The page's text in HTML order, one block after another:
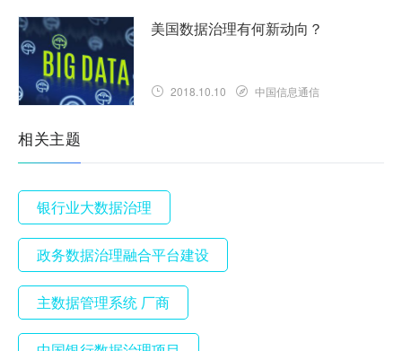
美国数据治理有何新动向？
2018.10.10 中国信息通信
相关主题
银行业大数据治理
政务数据治理融合平台建设
主数据管理系统 厂商